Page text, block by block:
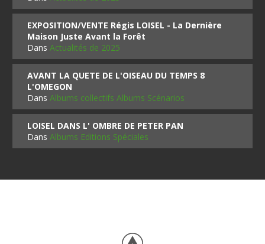
EXPOSITION/VENTE Régis LOISEL - La Dernière
Maison Juste Avant la Forêt
DansActualités de 2025
AVANT LA QUETE DE L'OISEAU DU TEMPS 8
L'OMEGON
DansAlbums collectifs Albums Scénarios
LOISEL DANS L' OMBRE DE PETER PAN
DansAlbums Editions Spéciales